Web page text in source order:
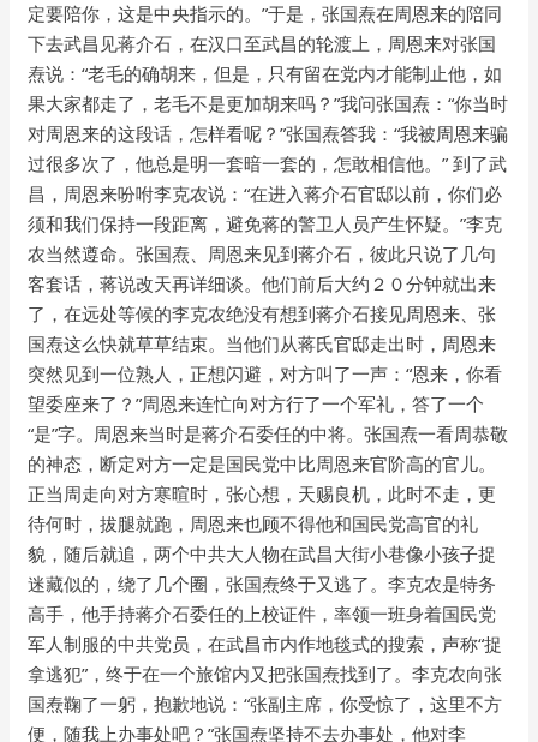
定要陪你，这是中央指示的。”于是，张国焘在周恩来的陪同
下去武昌见蒋介石，在汉口至武昌的轮渡上，周恩来对张国
焘说：“老毛的确胡来，但是，只有留在党内才能制止他，如
果大家都走了，老毛不是更加胡来吗？”我问张国焘：“你当时
对周恩来的这段话，怎样看呢？”张国焘答我：“我被周恩来骗
过很多次了，他总是明一套暗一套的，怎敢相信他。” 到了武
昌，周恩来吩咐李克农说：“在进入蒋介石官邸以前，你们必
须和我们保持一段距离，避免蒋的警卫人员产生怀疑。”李克
农当然遵命。张国焘、周恩来见到蒋介石，彼此只说了几句
客套话，蒋说改天再详细谈。他们前后大约２０分钟就出来
了，在远处等候的李克农绝没有想到蒋介石接见周恩来、张
国焘这么快就草草结束。当他们从蒋氏官邸走出时，周恩来
突然见到一位熟人，正想闪避，对方叫了一声：“恩来，你看
望委座来了？”周恩来连忙向对方行了一个军礼，答了一个
“是”字。周恩来当时是蒋介石委任的中将。张国焘一看周恭敬
的神态，断定对方一定是国民党中比周恩来官阶高的官儿。
正当周走向对方寒暄时，张心想，天赐良机，此时不走，更
待何时，拔腿就跑，周恩来也顾不得他和国民党高官的礼
貌，随后就追，两个中共大人物在武昌大街小巷像小孩子捉
迷藏似的，绕了几个圈，张国焘终于又逃了。李克农是特务
高手，他手持蒋介石委任的上校证件，率领一班身着国民党
军人制服的中共党员，在武昌市内作地毯式的搜索，声称“捉
拿逃犯”，终于在一个旅馆内又把张国焘找到了。李克农向张
国焘鞠了一躬，抱歉地说：“张副主席，你受惊了，这里不方
便，随我上办事处吧？”张国焘坚持不去办事处，他对李